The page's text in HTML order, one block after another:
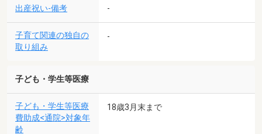
出産祝い-備考 -
子育て関連の独自の
取り組み
-
子ども・学生等医療
子ども・学生等医療
費助成<通院>対象年
齢
18歳3月末まで